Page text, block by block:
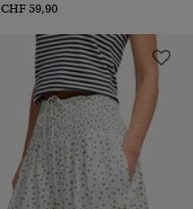
CHF 59,90